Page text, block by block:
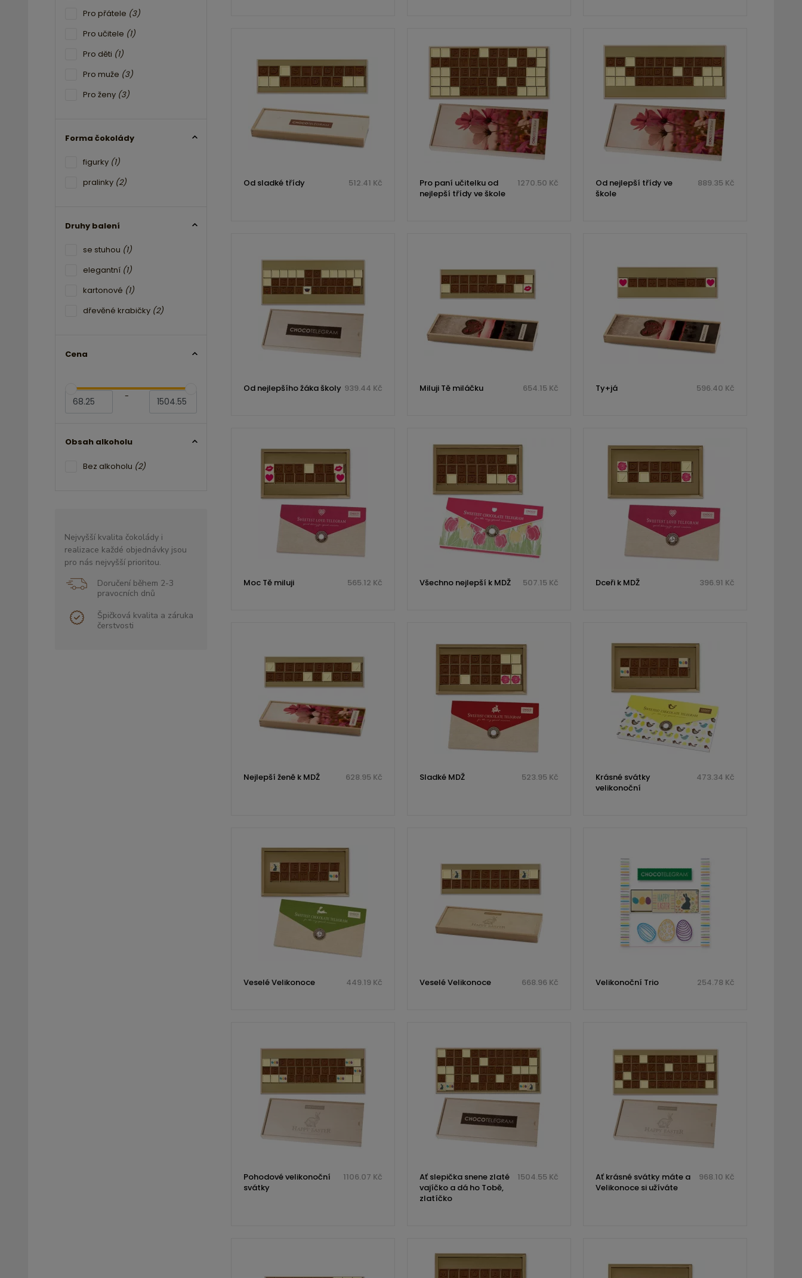
Pro přátele (3)
Pro učitele (1)
Pro děti (1)
Pro muže (3)
Pro ženy (3)
Forma čokolády
figurky (1)
pralinky (2)
Druhy balení
se stuhou (1)
elegantní (1)
kartonové (1)
dřevěné krabičky (2)
Cena
-
Obsah alkoholu
Bez alkoholu (2)
Nejvyšší kvalita čokolády i
realizace každé objednávky jsou
pro nás nejvyšší prioritou.
Doručení během 2-3
pravocních dnů
Špičková kvalita a záruka
čerstvosti
Od sladké třídy 512.41 Kč
Pro paní učitelku od
nejlepší třídy ve škole
1270.50 Kč
Od nejlepší třídy ve
škole
889.35 Kč
Od nejlepšího žáka školy 939.44 Kč Miluji Tě miláčku 654.15 Kč Ty+já 596.40 Kč
Moc Tě miluji 565.12 Kč Všechno nejlepší k MDŽ 507.15 Kč Dceři k MDŽ 396.91 Kč
Nejlepší ženě k MDŽ 628.95 Kč Sladké MDŽ 523.95 Kč
Krásné svátky
velikonoční
473.34 Kč
Veselé Velikonoce 449.19 Kč Veselé Velikonoce 668.96 Kč Velikonoční Trio 254.78 Kč
Pohodové velikonoční
svátky
1106.07 Kč
Ať slepička snene zlaté
vajíčko a dá ho Tobě,
zlatíčko
1504.55 Kč
Ať krásné svátky máte a
Velikonoce si užíváte
968.10 Kč